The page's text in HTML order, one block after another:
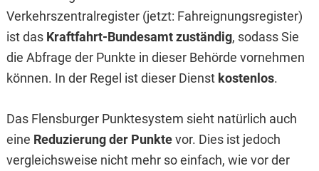
Verkehrszentralregister (jetzt: Fahreignungsregister)
ist das Kraftfahrt-Bundesamt zuständig, sodass Sie
die Abfrage der Punkte in dieser Behörde vornehmen
können. In der Regel ist dieser Dienst kostenlos.
Das Flensburger Punktesystem sieht natürlich auch
eine Reduzierung der Punktevor. Dies ist jedoch
vergleichsweise nicht mehr so einfach, wie vor der